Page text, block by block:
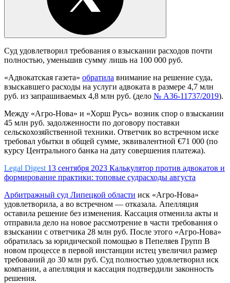
Суд удовлетворил требования о взыскании расходов почти
полностью, уменьшив сумму лишь на 100 000 руб.
«Адвокатская газета» обратила внимание на решение суда,
взыскавшего расходы на услуги адвоката в размере 4,7 млн
руб. из запрашиваемых 4,8 млн руб. (дело № А36-11737/2019).
Между «Агро-Нова» и «Хорш Русь» возник спор о взыскании
45 млн руб. задолженности по договору поставки
сельскохозяйственной техники. Ответчик во встречном иске
требовал убытки в общей сумме, эквивалентной €71 000 (по
курсу Центрального банка на дату совершения платежа).
Legal Digest 13 сентября 2023 Калькулятор против адвокатов и
формирование практики: топовые судрасходы августа
Арбитражный суд Липецкой области иск «Агро-Нова»
удовлетворила, а во встречном — отказала. Апелляция
оставила решение без изменения. Кассация отменила акты и
отправила дело на новое рассмотрение в части требования о
взыскании с ответчика 28 млн руб. После этого «Агро-Нова»
обратилась за юридической помощью в Пепеляев Групп В
новом процессе в первой инстанции истец увеличил размер
требований до 30 млн руб. Суд полностью удовлетворил иск
компании, а апелляция и кассация подтвердили законность
решения.